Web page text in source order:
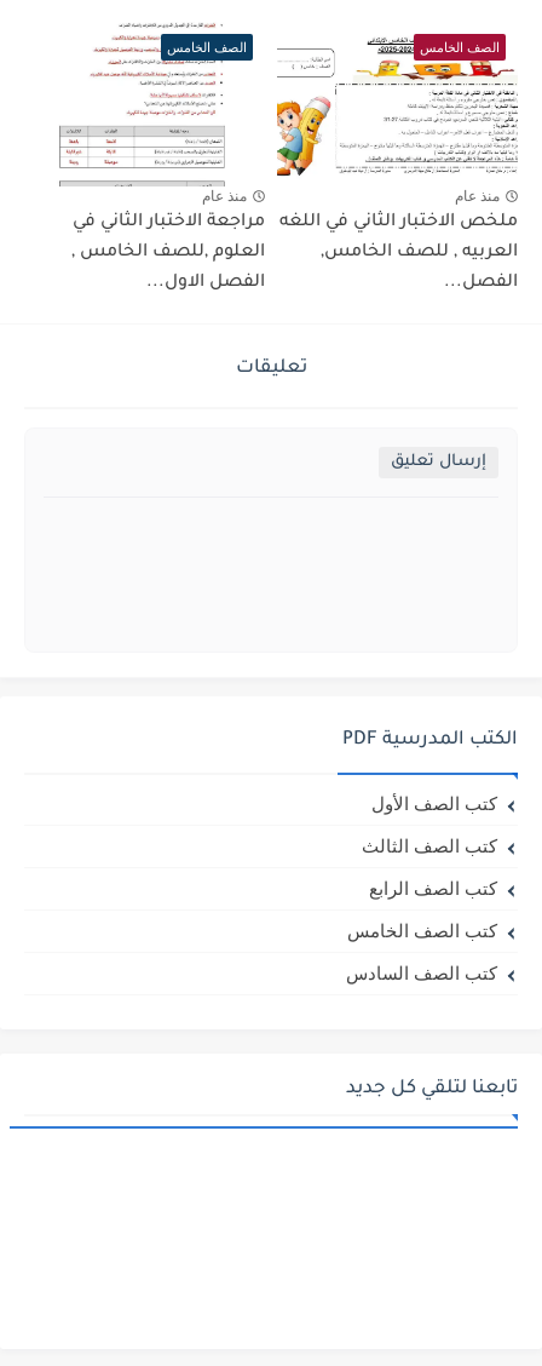
الصف الخامس
منذ عام
ملخص الاختبار الثاني في اللغه
العربيه , للصف الخامس,
الفصل...
الصف الخامس
منذ عام
مراجعة الاختبار الثاني في
العلوم ,للصف الخامس ,
الفصل الاول...
تعليقات
إرسال تعليق
الكتب المدرسية PDF
كتب الصف الأول
كتب الصف الثالث
كتب الصف الرابع
كتب الصف الخامس
كتب الصف السادس
تابعنا لتلقي كل جديد